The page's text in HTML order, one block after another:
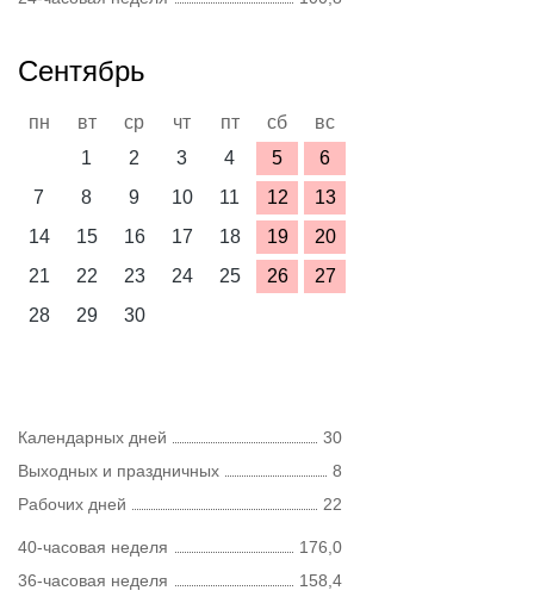
Сентябрь
пн вт ср чт пт сб
вс
1
2 3 4 5
6
7
8 9 10 11 12
13
14
15 16 17 18 19
20
21
22 23 24 25 26
27
28
29 30
Календарных дней
30
Выходных и праздничных
8
Рабочих дней
22
40-часовая неделя
176,0
36-часовая неделя
158,4